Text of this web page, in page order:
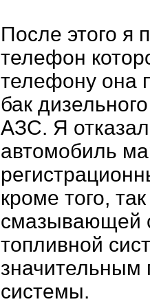
После этого я
телефон
телефону она
бак
АЗС. Я
автомобиль
кроме того,
смазывающей
топливной
значительным
системы.